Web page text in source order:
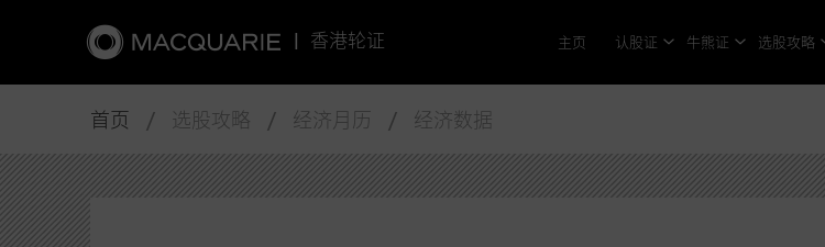
| 香港轮证 主页 认股证 牛熊证 选股攻略
首页 / 选股攻略 / 经济月历 / 经济数据